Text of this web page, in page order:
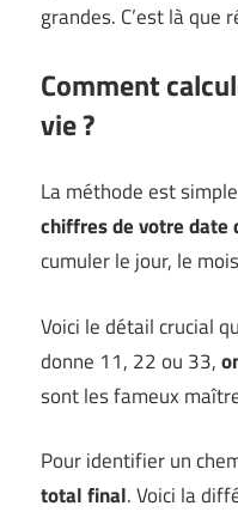
grandes. C’est là que
Comment
vie ?
La méthode est
chiffres de votre date
cumuler le jour, le
Voici le détail crucial
donne 11, 22 ou 33,
sont les fameux
Pour identifier un
total final. Voici la